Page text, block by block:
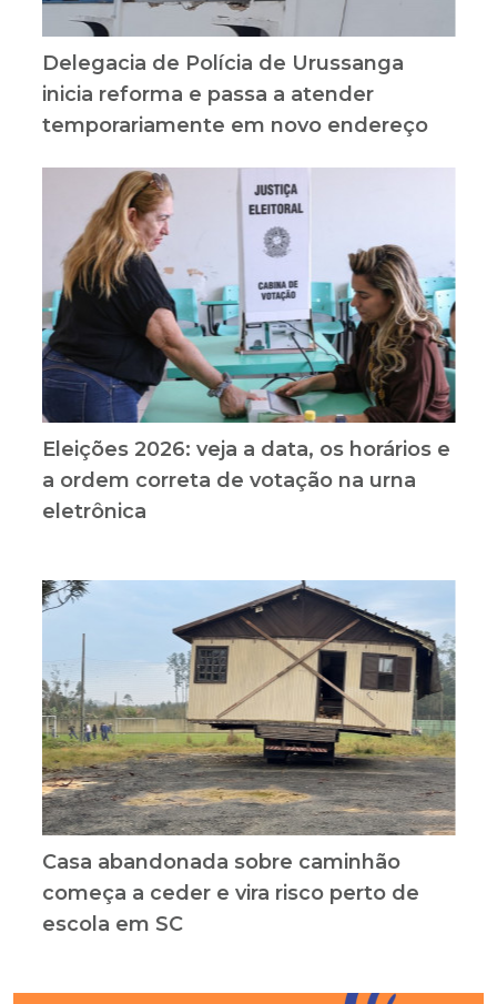
Delegacia de Polícia de Urussanga
inicia reforma e passa a atender
temporariamente em novo endereço
Eleições 2026: veja a data, os horários e
a ordem correta de votação na urna
eletrônica
Casa abandonada sobre caminhão
começa a ceder e vira risco perto de
escola em SC